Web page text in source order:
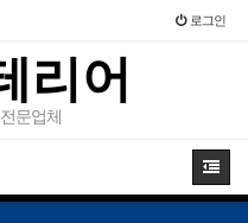
로그인
리어
문업체